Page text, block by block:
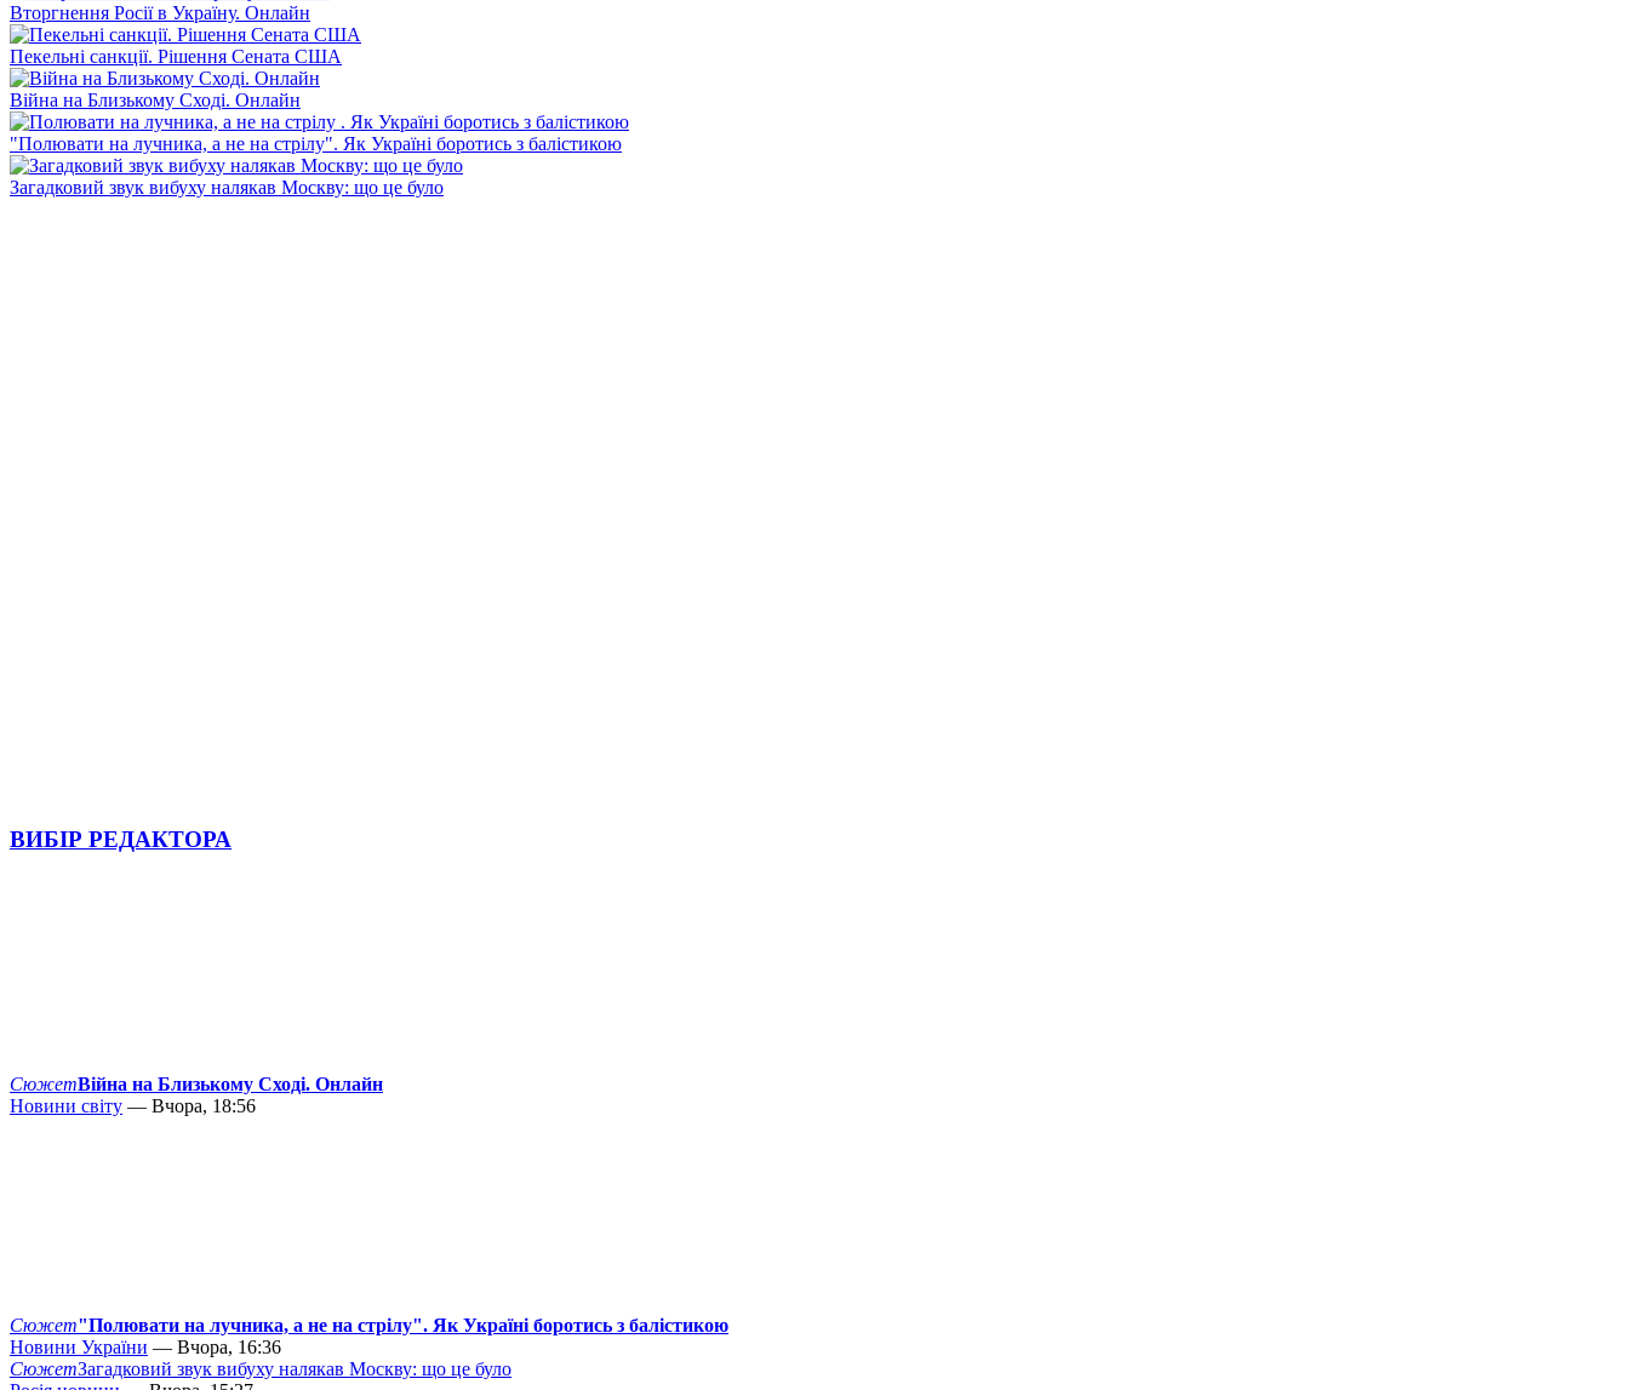
Вторгнення Росії в Україну. Онлайн
Пекельні санкції. Рішення Сената США
Війна на Близькому Сході. Онлайн
"Полювати на лучника, а не на стрілу". Як Україні боротись з балістикою
Загадковий звук вибуху налякав Москву: що це було
ВИБІР РЕДАКТОРА
СюжетВійна на Близькому Сході. Онлайн
Новини світу — Вчора, 18:56
Сюжет"Полювати на лучника, а не на стрілу". Як Україні боротись з балістикою
Новини України — Вчора, 16:36
СюжетЗагадковий звук вибуху налякав Москву: що це було